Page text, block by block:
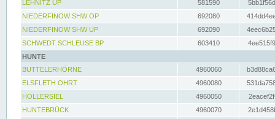
LEHNITZ UP
581590
NIEDERFINOW SHW OP
692080
NIEDERFINOW SHW UP
692090
SCHWEDT SCHLEUSE BP
603410
HUNTE
BUTTELERHÖRNE
4960060
ELSFLETH OHRT
4960080
HOLLERSIEL
4960050
HUNTEBRÜCK
4960070